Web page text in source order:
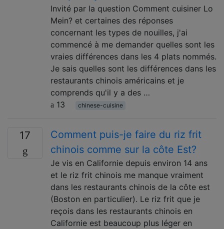
Invité par la question Comment cuisiner Lo
Mein? et certaines des réponses
concernant les types de nouilles, j'ai
commencé à me demander quelles sont les
vraies différences dans les 4 plats nommés.
Je sais quelles sont les différences dans les
restaurants chinois américains et je
comprends qu'il y a des …
13
chinese-cuisine
17
Comment puis-je faire du riz frit
chinois comme sur la côte Est?
Je vis en Californie depuis environ 14 ans
et le riz frit chinois me manque vraiment
dans les restaurants chinois de la côte est
(Boston en particulier). Le riz frit que je
reçois dans les restaurants chinois en
Californie est beaucoup plus léger en